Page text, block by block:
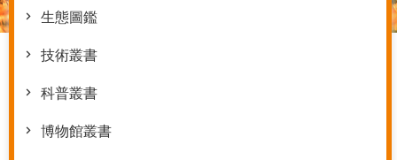
生態圖鑑
技術叢書
科普叢書
博物館叢書